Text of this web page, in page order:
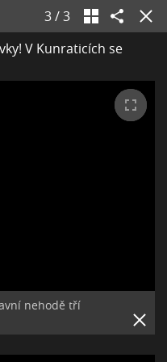
3/3
V Kunraticích se
nehodě tří